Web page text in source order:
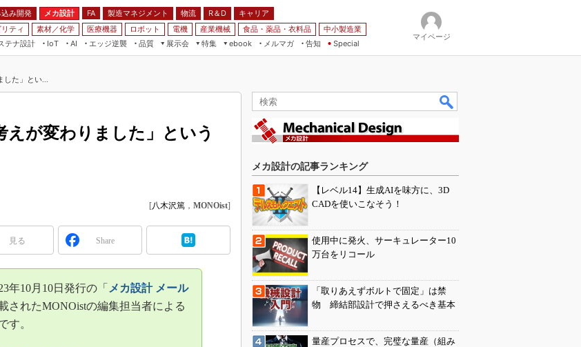
み開発 メカ設計 FA 製造マネジメント 物流 R＆D
キャリア
ティ 素材／化学 医療機器 ロボット 電機 産業機械 食品・薬品・衣料品
中小製造業
テナ設計
IoT
AI
エッジ逆襲 品質
展示会
JIMTOF
IIFES
スマート工場EXPO
AUTOMOTIVE WORLD
特集
フィールドサービス
Windows Embedded
車載ソフト開発
ISO26262
無償設計ツール
3Dプリンタ
ebook
モビリティ
メルマガ
告知 Special
マイページ
た」とい...
えが変わりました」という
[八木沢篤 ， MONOist]
見る Share
年10月10日発行の「 メカ設計 メール
されたMONOistの編集担当者による
す。
メカ設計の記事ランキング
【レベル14】生成AIを味方に、3D
CADを使いこなそう！
使用中に発火、サーキュレーター10
万台をリコール
「取りあえずボルトで固定」は禁
物 締結部設計で押さえるべき基本
量産プロセスで、完璧な量産（組み